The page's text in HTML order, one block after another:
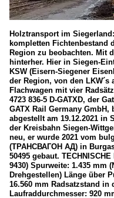
Holztransport im
kompletten Fichtenbestand
Region zu beobachten. Mit
hinterher. Hier in Siegen-
KSW (Eisern-Siegener
der Region, von den
Flachwagen mit vier
4723 836-5 D-GATXD, der
GATX Rail Germany
abgestellt am 19.12.2021 in
der Kreisbahn Siegen-
neu, er wurde 2021 vom
(ТРАНСВАГОН АД) in
50495 gebaut.
9430) Spurweite: 1.435 mm
Drehgestellen) Länge über
16.560 mm Radsatzstand in
Laufraddurchmesser: 920